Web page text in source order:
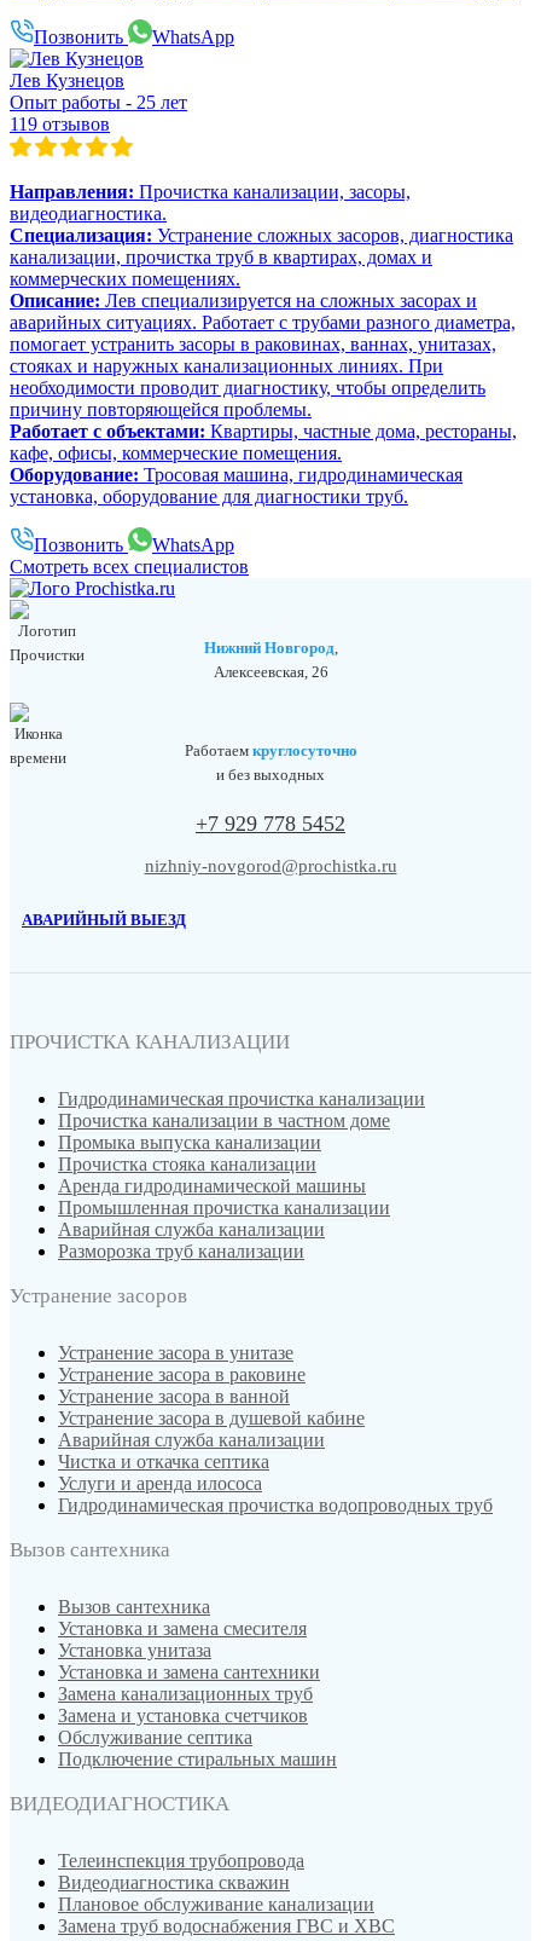
Позвонить WhatsApp
Лев Кузнецов
Опыт работы - 25 лет
119 отзывов
Направления: Прочистка канализации, засоры,
видеодиагностика.
Специализация: Устранение сложных засоров, диагностика
канализации, прочистка труб в квартирах, домах и
коммерческих помещениях.
Описание: Лев специализируется на сложных засорах и
аварийных ситуациях. Работает с трубами разного диаметра,
помогает устранить засоры в раковинах, ваннах, унитазах,
стояках и наружных канализационных линиях. При
необходимости проводит диагностику, чтобы определить
причину повторяющейся проблемы.
Работает с объектами: Квартиры, частные дома, рестораны,
кафе, офисы, коммерческие помещения.
Оборудование: Тросовая машина, гидродинамическая
установка, оборудование для диагностики труб.
Позвонить
WhatsApp
Смотреть всех специалистов
Нижний Новгород
Алексеевская, 26
Работаем круглосуточно
и без выходных
+7 929 778 5452
nizhniy-novgorod@prochistka.ru
АВАРИЙНЫЙ ВЫЕЗД
ПРОЧИСТКА КАНАЛИЗАЦИИ
Гидродинамическая прочистка канализации
Прочистка канализации в частном доме
Промыка выпуска канализации
Прочистка стояка канализации
Аренда гидродинамической машины
Промышленная прочистка канализации
Аварийная служба канализации
Разморозка труб канализации
Устранение засоров
Устранение засора в унитазе
Устранение засора в раковине
Устранение засора в ванной
Устранение засора в душевой кабине
Аварийная служба канализации
Чистка и откачка септика
Услуги и аренда илососа
Гидродинамическая прочистка водопроводных труб
Вызов сантехника
Вызов сантехника
Установка и замена смесителя
Установка унитаза
Установка и замена сантехники
Замена канализационных труб
Замена и установка счетчиков
Обслуживание септика
Подключение стиральных машин
ВИДЕОДИАГНОСТИКА
Телеинспекция трубопровода
Видеодиагностика скважин
Плановое обслуживание канализации
Замена труб водоснабжения ГВС и ХВС